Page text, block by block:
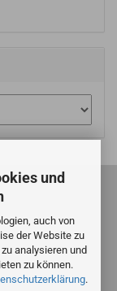
und
auch von
der Website zu
analysieren und
zu können.
.